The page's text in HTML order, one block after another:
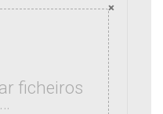
×
ficheiros